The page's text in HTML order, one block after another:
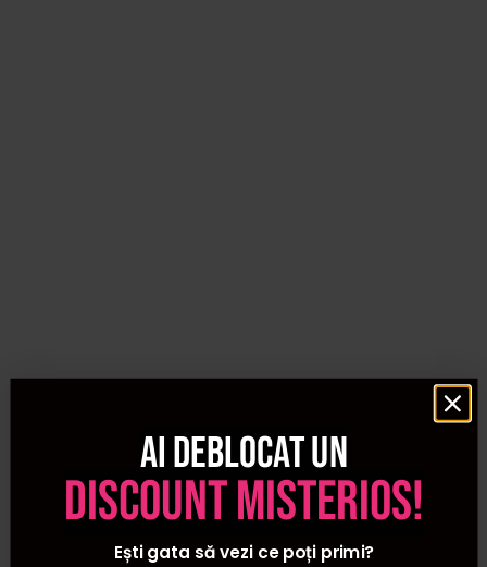
Ai deblocat un
discount misterios!
Ești gata să vezi ce poți primi?